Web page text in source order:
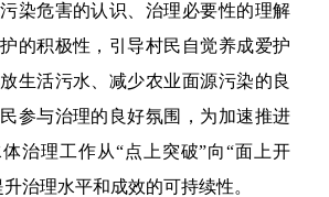
染危害的认识、治理必要性的理解
的积极性，引导村民自觉养成爱护
生活污水、减少农业面源污染的良
参与治理的良好氛围，为加速推进
治理工作从“点上突破”向“面上开
治理水平和成效的可持续性。